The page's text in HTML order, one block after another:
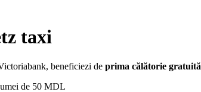
taxi
beneficiezi de prima călătorie gratuită
de 50 MDL